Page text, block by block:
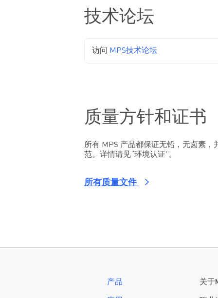
技术论坛
访问 MPS技术论坛
质量方针和证书
所有 MPS 产品都保证无铅，无卤素，
范。详情请见“环境认证”。
所有质量文件
产品 关于